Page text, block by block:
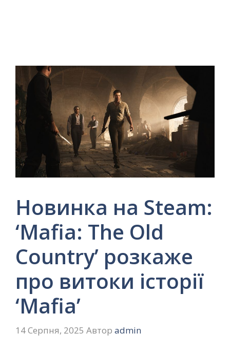
Новинка на Steam:
‘Mafia: The Old
Country’ розкаже
про витоки історії
‘Mafia’
14 Серпня, 2025 Автор admin